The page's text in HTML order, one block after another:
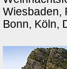
Wiesbaden,
Bonn, Köln,